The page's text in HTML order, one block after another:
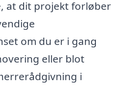
at dit projekt forløber
om du er i gang
eller blot
i